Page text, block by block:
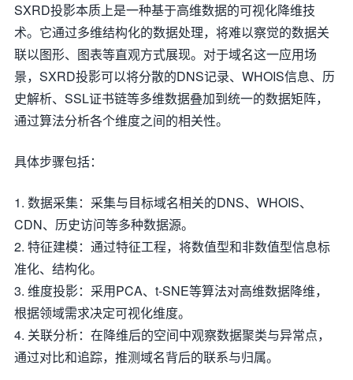
SXRD投影本质上是一种基于高维数据的可视化降维技
术。它通过多维结构化的数据处理，将难以察觉的数据关
联以图形、图表等直观方式展现。对于域名这一应用场
景，SXRD投影可以将分散的DNS记录、WHOIS信息、历
史解析、SSL证书链等多维数据叠加到统一的数据矩阵，
通过算法分析各个维度之间的相关性。
具体步骤包括：
1. 数据采集：采集与目标域名相关的DNS、WHOIS、
CDN、历史访问等多种数据源。
2. 特征建模：通过特征工程，将数值型和非数值型信息标
准化、结构化。
3. 维度投影：采用PCA、t-SNE等算法对高维数据降维，
根据领域需求决定可视化维度。
4. 关联分析：在降维后的空间中观察数据聚类与异常点，
通过对比和追踪，推测域名背后的联系与归属。